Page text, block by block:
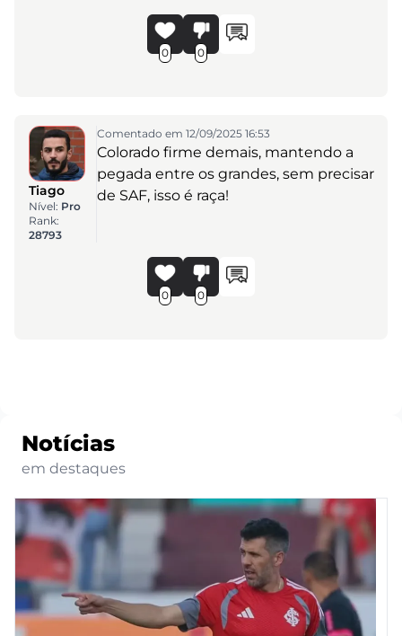
0 0
Tiago
Nível: Pro
Rank:
28793
Comentado em 12/09/2025 16:53
Colorado firme demais, mantendo a
pegada entre os grandes, sem precisar
de SAF, isso é raça!
0 0
Notícias
em destaques